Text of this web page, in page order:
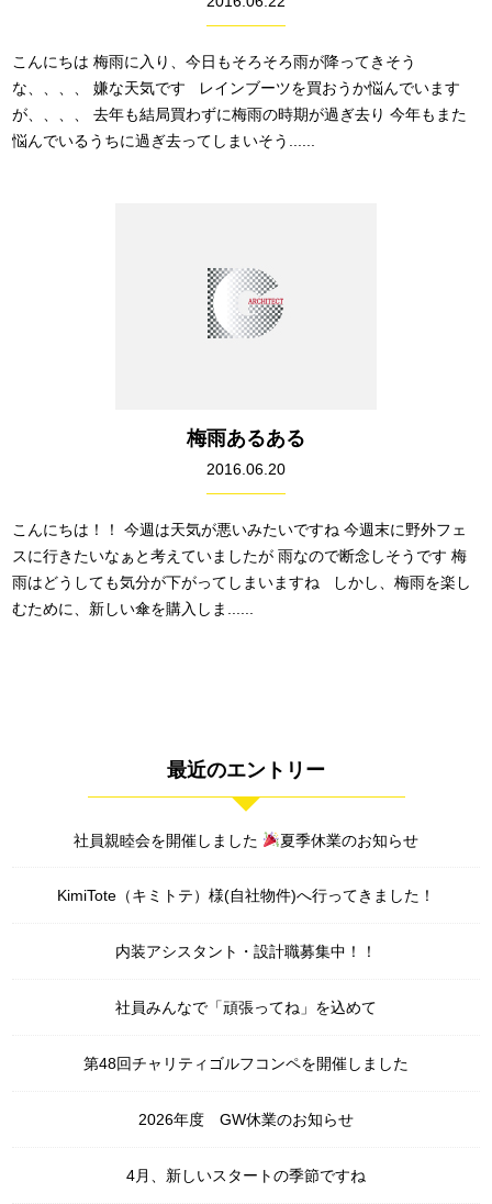
こんにちは 梅雨に入り、今日もそろそろ雨が降ってきそう
な、、、、 嫌な天気です レインブーツを買おうか悩んでいます
が、、、、 去年も結局買わずに梅雨の時期が過ぎ去り 今年もまた
悩んでいるうちに過ぎ去ってしまいそう......
梅雨あるある
2016.06.20
こんにちは！！ 今週は天気が悪いみたいですね 今週末に野外フェ
スに行きたいなぁと考えていましたが 雨なので断念しそうです 梅
雨はどうしても気分が下がってしまいますね しかし、梅雨を楽し
むために、新しい傘を購入しま......
最近のエントリー
社員親睦会を開催しました 夏季休業のお知らせ
KimiTote（キミトテ）様(自社物件)へ行ってきました！
内装アシスタント・設計職募集中！！
社員みんなで「頑張ってね」を込めて
第48回チャリティゴルフコンペを開催しました
2026年度 GW休業のお知らせ
4月、新しいスタートの季節ですね